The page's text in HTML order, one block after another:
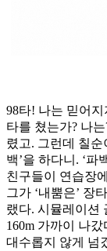
98타! 나는 믿어
타를 쳤는가? 나
렸고. 그런데 칠
백’을 하다니. ‘파
친구들이 연습장
그가 ‘내뿜은’ 장
랬다. 시뮬레이션
160m 가까이 나
대수롭지 않게 넘